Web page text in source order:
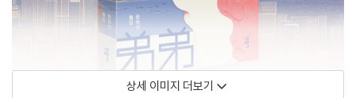
상세 이미지 더보기